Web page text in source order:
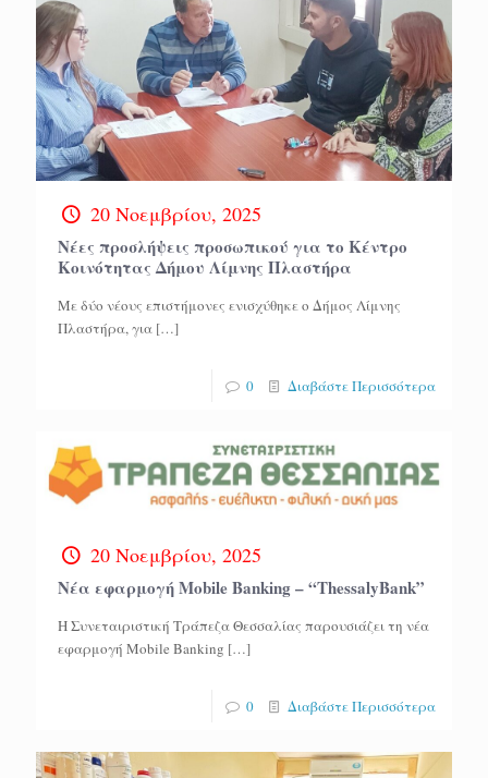
20 Νοεμβρίου, 2025
Νέες προσλήψεις προσωπικού για το Κέντρο
Κοινότητας Δήμου Λίμνης Πλαστήρα
Με δύο νέους επιστήμονες ενισχύθηκε ο Δήμος Λίμνης
Πλαστήρα, για […]
0 Διαβάστε Περισσότερα
20 Νοεμβρίου, 2025
Nέα εφαρμογή Mobile Banking – “ThessalyBank”
Η Συνεταιριστική Τράπεζα Θεσσαλίας παρουσιάζει τη νέα
εφαρμογή Mobile Banking […]
0 Διαβάστε Περισσότερα